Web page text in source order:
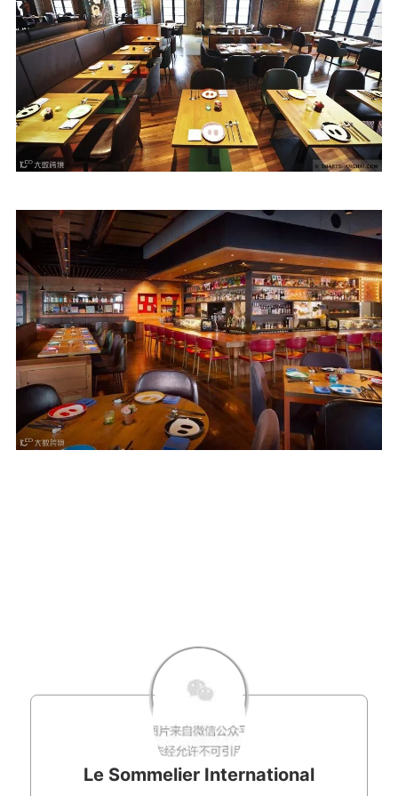
Le Sommelier International